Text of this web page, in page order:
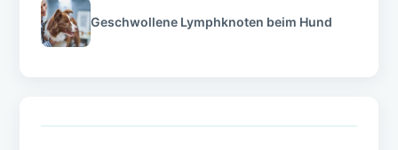
Geschwollene Lymphknoten beim Hund